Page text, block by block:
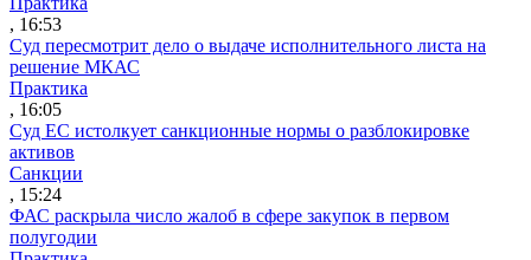
, 16:53
Суд пересмотрит дело о выдаче исполнительного листа на
решение МКАС
Практика
, 16:05
Суд ЕС истолкует санкционные нормы о разблокировке
активов
Санкции
, 15:24
ФАС раскрыла число жалоб в сфере закупок в первом
полугодии